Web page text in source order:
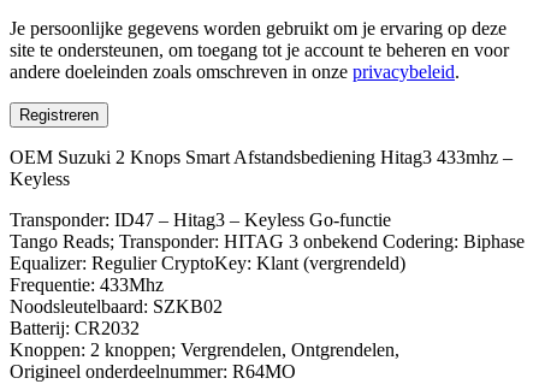
Je persoonlijke gegevens worden gebruikt om je ervaring op deze
site te ondersteunen, om toegang tot je account te beheren en voor
andere doeleinden zoals omschreven in onze privacybeleid.
Registreren
OEM Suzuki 2 Knops Smart Afstandsbediening Hitag3 433mhz –
Keyless
Transponder: ID47 – Hitag3 – Keyless Go-functie
Tango Reads; Transponder: HITAG 3 onbekend Codering: Biphase
Equalizer: Regulier CryptoKey: Klant (vergrendeld)
Frequentie: 433Mhz
Noodsleutelbaard: SZKB02
Batterij: CR2032
Knoppen: 2 knoppen; Vergrendelen, Ontgrendelen,
Origineel onderdeelnummer: R64MO